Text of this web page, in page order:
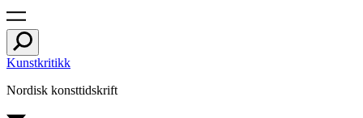
Kunstkritikk
Nordisk konsttidskrift